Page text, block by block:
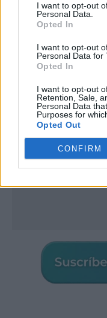
I want to opt-out
Personal Data.
Opted In
I want to opt-out
Personal Data for
Opted In
I want to opt-out
Retention, Sale,
Personal Data
Purposes for
Opted Out
CONFIRM